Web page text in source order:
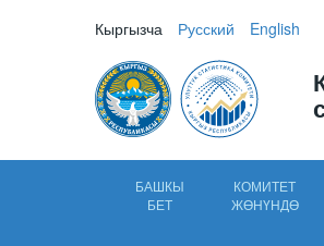
Кыргызча Русский English
БАШКЫ
БЕТ
КОМИТЕТ
ЖӨНҮНДӨ